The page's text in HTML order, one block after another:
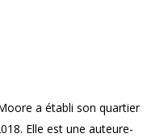
a établi son quartier
Elle est une auteure-